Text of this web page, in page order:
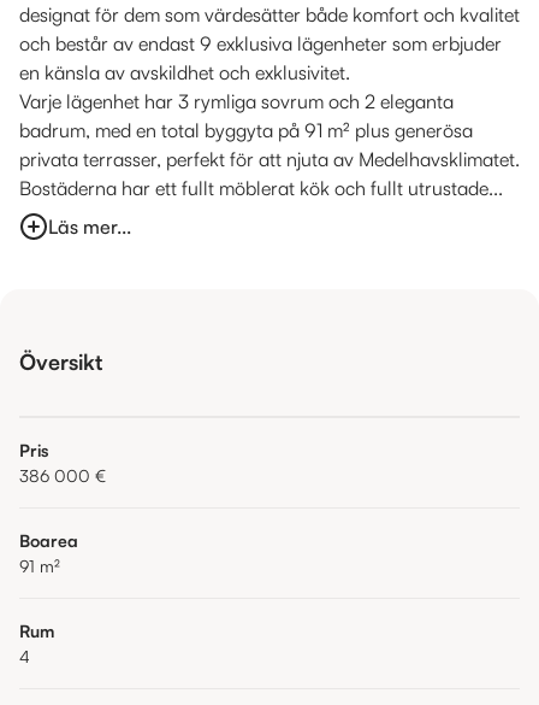
designat för dem som värdesätter både komfort och kvalitet
och består av endast 9 exklusiva lägenheter som erbjuder
en känsla av avskildhet och exklusivitet.
Varje lägenhet har 3 rymliga sovrum och 2 eleganta
badrum, med en total byggyta på 91 m² plus generösa
privata terrasser, perfekt för att njuta av Medelhavsklimatet.
Bostäderna har ett fullt möblerat kök och fullt utrustade...
Läs mer...
Översikt
Pris
386 000 €
Boarea
91 m²
Rum
4